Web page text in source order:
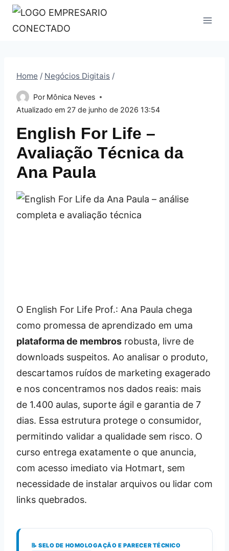
Pular
para
Home / Negócios Digitais /
Por Mônica Neves
Atualizado em 27 de junho de 2026 13:54
English For Life –
Avaliação Técnica da
Ana Paula
O English For Life Prof.: Ana Paula chega
como promessa de aprendizado em uma
plataforma de membros robusta, livre de
downloads suspeitos. Ao analisar o produto,
descartamos ruídos de marketing exagerado
e nos concentramos nos dados reais: mais
de 1.400 aulas, suporte ágil e garantia de 7
dias. Essa estrutura protege o consumidor,
permitindo validar a qualidade sem risco. O
curso entrega exatamente o que anuncia,
com acesso imediato via Hotmart, sem
necessidade de instalar arquivos ou lidar com
links quebrados.
📝 SELO DE HOMOLOGAÇÃO E PARECER TÉCNICO